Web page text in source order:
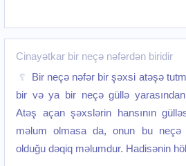
Cinayətkar bir neçə nəfərdən biridir
Bir neçə nəfər bir şəxsi atəşə
bir və ya bir neçə güllə yarasından
Atəş açan şəxslərin hansının
məlum olmasa da, onun bu neçə
olduğu dəqiq məlumdur. Hadisənin